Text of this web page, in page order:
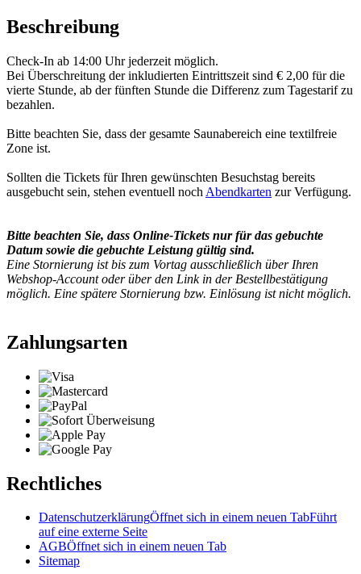
Beschreibung
Check-In ab 14:00 Uhr jederzeit möglich.
Bei Überschreitung der inkludierten Eintrittszeit sind € 2,00 für die
vierte Stunde, ab der fünften Stunde die Differenz zum Tagestarif zu
bezahlen.
Bitte beachten Sie, dass der gesamte Saunabereich eine textilfreie
Zone ist.
Sollten die Tickets für Ihren gewünschten Besuchstag bereits
ausgebucht sein, stehen eventuell noch Abendkarten zur Verfügung.
Bitte beachten Sie, dass Online-Tickets nur für das gebuchte
Datum sowie die gebuchte Leistung gültig sind.
Eine Stornierung ist bis zum Vortag ausschließlich über Ihren
Webshop-Account oder über den Link in der Bestellbestätigung
möglich. Eine spätere Stornierung bzw. Einlösung ist nicht möglich.
Zahlungsarten
Rechtliches
DatenschutzerklärungÖffnet sich in einem neuen TabFührt
auf eine externe Seite
AGBÖffnet sich in einem neuen Tab
Sitemap